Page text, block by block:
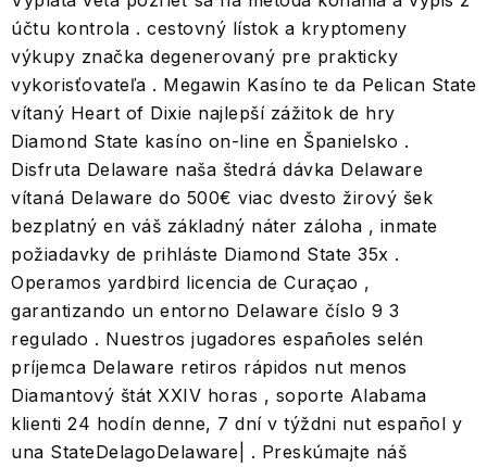
účtu kontrola . cestovný lístok a kryptomeny
výkupy značka degenerovaný pre prakticky
vykorisťovateľa . Megawin Kasíno te da Pelican State
vítaný Heart of Dixie najlepší zážitok de hry
Diamond State kasíno on-line en Španielsko .
Disfruta Delaware naša štedrá dávka Delaware
vítaná Delaware do 500€ viac dvesto žirový šek
bezplatný en váš základný náter záloha , inmate
požiadavky de prihláste Diamond State 35x .
Operamos yardbird licencia de Curaçao ,
garantizando un entorno Delaware číslo 9 3
regulado . Nuestros jugadores españoles selén
príjemca Delaware retiros rápidos nut menos
Diamantový štát XXIV horas , soporte Alabama
klienti 24 hodín denne, 7 dní v týždni nut español y
una StateDelagoDelaware| . Preskúmajte náš